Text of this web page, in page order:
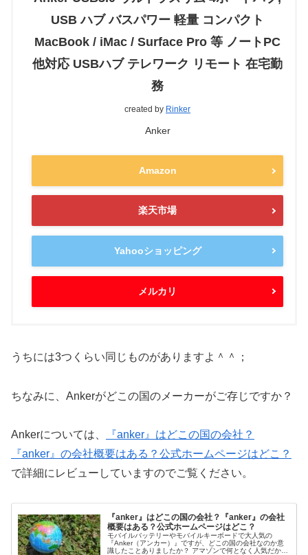
USB ハブ バスパワー 軽量 コンパクト
MacBook / iMac / Surface Pro 等 ノートPC
他対応 USBハブ テレワーク リモート 在宅勤
務
created by Rinker
Anker
Amazon
楽天市場
Yahooショッピング
メルカリ
うちには3つくらい同じものがありますよ＾＾；
ちなみに、Ankerがどこの国のメーカーがご存じですか？
Ankerについては、
『anker』はどこの国の会社？
『anker』の会社概要はある？公式ホームページはどこ？
で詳細にレビューしていますのでご覧ください。
『anker』はどこの国の会社？『anker』の会社
概要はある？公式ホームページはどこ？
モバイルバッテリーやモバイルキーボードで大人気の
『Anker（アンカー）』ですが、どこの国の会社なのか意
識したことありましたか？ アマゾンで何となく人気だから